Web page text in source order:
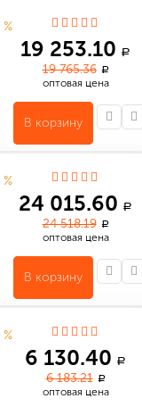
%
19 253.10 a
19 765.36 a
оптовая цена
В корзину
%
24 015.60 a
24 518.19 a
оптовая цена
В корзину
%
6 130.40 a
6 183.21 a
оптовая цена